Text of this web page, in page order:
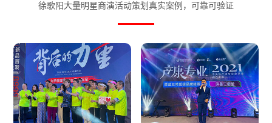
徐歌阳大量明星商演活动策划真实案例，可靠可验证